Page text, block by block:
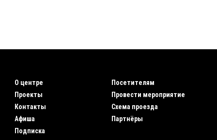
О центре
Проекты
Контакты
Афиша
Подписка
Посетителям
Провести мероприятие
Схема проезда
Партнёры